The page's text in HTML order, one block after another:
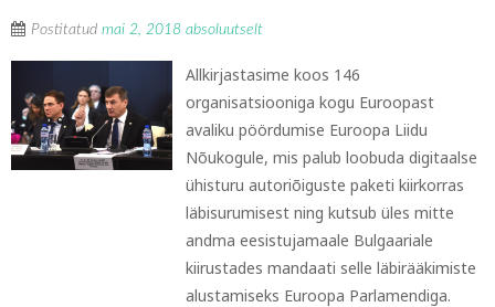
Postitatud mai 2, 2018 absoluutselt
Allkirjastasime koos 146
organisatsiooniga kogu Euroopast
avaliku pöördumise Euroopa Liidu
Nõukogule, mis palub loobuda digitaalse
ühisturu autoriõiguste paketi kiirkorras
läbisurumisest ning kutsub üles mitte
andma eesistujamaale Bulgaariale
kiirustades mandaati selle läbirääkimiste
alustamiseks Euroopa Parlamendiga.